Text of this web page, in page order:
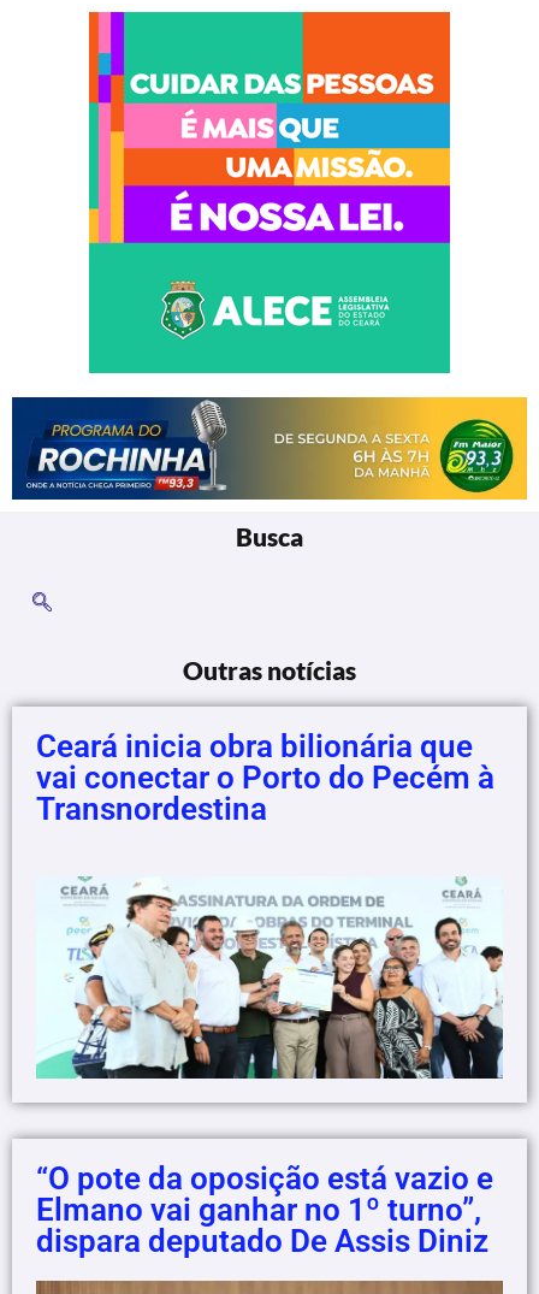
Busca
Outras notícias
Ceará inicia obra bilionária que
vai conectar o Porto do Pecém à
Transnordestina
“O pote da oposição está vazio e
Elmano vai ganhar no 1º turno”,
dispara deputado De Assis Diniz